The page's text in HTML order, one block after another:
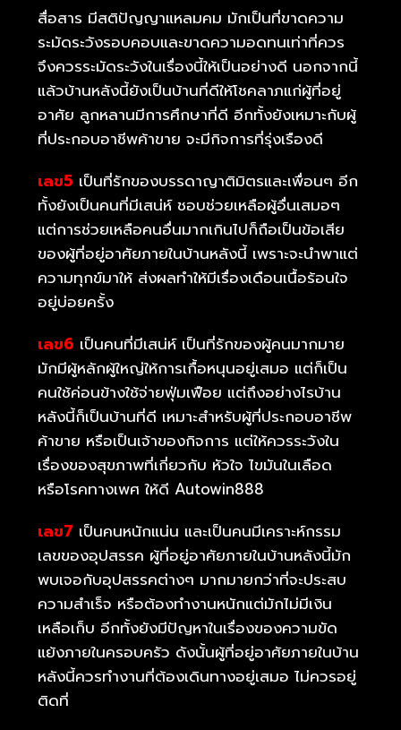
สื่อสาร มีสติปัญญาแหลมคม มักเป็นที่ขาดความ
ระมัดระวังรอบคอบและขาดความอดทนเท่าที่ควร
จึงควรระมัดระวังในเรื่องนี้ให้เป็นอย่างดี นอกจากนี้
แล้วบ้านหลังนี้ยังเป็นบ้านที่ดีให้โชคลาภแก่ผู้ที่อยู่
อาศัย ลูกหลานมีการศึกษาที่ดี อีกทั้งยังเหมาะกับผู้
ที่ประกอบอาชีพค้าขาย จะมีกิจการที่รุ่งเรืองดี
เลข5 เป็นที่รักของบรรดาญาติมิตรและเพื่อนๆ อีก
ทั้งยังเป็นคนที่มีเสน่ห์ ชอบช่วยเหลือผู้อื่นเสมอๆ
แต่การช่วยเหลือคนอื่นมากเกินไปก็ถือเป็นข้อเสีย
ของผู้ที่อยู่อาศัยภายในบ้านหลังนี้ เพราะจะนำพาแต่
ความทุกข์มาให้ ส่งผลทำให้มีเรื่องเดือนเนื้อร้อนใจ
อยู่บ่อยครั้ง
เลข6 เป็นคนที่มีเสน่ห์ เป็นที่รักของผู้คนมากมาย
มักมีผู้หลักผู้ใหญ่ให้การเกื้อหนุนอยู่เสมอ แต่ก็เป็น
คนใช้ค่อนข้างใช้จ่ายฟุ่มเฟือย แต่ถึงอย่างไรบ้าน
หลังนี้ก็เป็นบ้านที่ดี เหมาะสำหรับผู้ที่ประกอบอาชีพ
ค้าขาย หรือเป็นเจ้าของกิจการ แต่ให้ควรระวังใน
เรื่องของสุขภาพที่เกี่ยวกับ หัวใจ ไขมันในเลือด
หรือโรคทางเพศ ให้ดี Autowin888
เลข7 เป็นคนหนักแน่น และเป็นคนมีเคราะห์กรรม
เลขของอุปสรรค ผู้ที่อยู่อาศัยภายในบ้านหลังนี้มัก
พบเจอกับอุปสรรคต่างๆ มากมายกว่าที่จะประสบ
ความสำเร็จ หรือต้องทำงานหนักแต่มักไม่มีเงิน
เหลือเก็บ อีกทั้งยังมีปัญหาในเรื่องของความขัด
แย้งภายในครอบครัว ดังนั้นผู้ที่อยู่อาศัยภายในบ้าน
หลังนี้ควรทำงานที่ต้องเดินทางอยู่เสมอ ไม่ควรอยู่
ติดที่